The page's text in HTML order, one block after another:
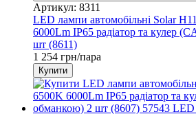
Артикул: 8311
LED лампи автомобільні Solar
6000Lm IP65 радіатор та кулер
шт (8611)
1 254 грн/пара
Купити